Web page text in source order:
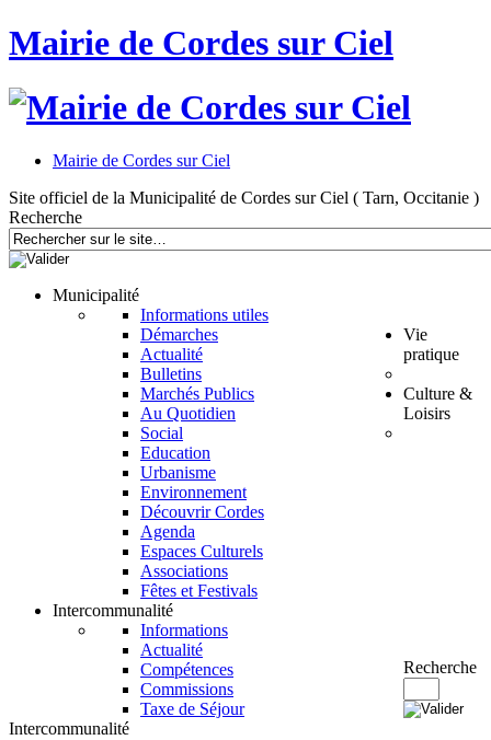
Mairie de Cordes sur Ciel
Mairie de Cordes sur Ciel
Site officiel de la Municipalité de Cordes sur Ciel ( Tarn, Occitanie )
Recherche
Municipalité
Informations utiles
Démarches
Actualité
Bulletins
Marchés Publics
Vie
pratique
Au Quotidien
Social
Education
Urbanisme
Environnement
Culture &
Loisirs
Découvrir Cordes
Agenda
Espaces Culturels
Associations
Fêtes et Festivals
Intercommunalité
Informations
Actualité
Compétences
Commissions
Taxe de Séjour
Recherche
Intercommunalité